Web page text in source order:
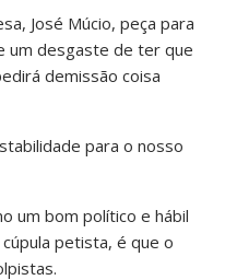
José Múcio, peça para
um desgaste de ter que
demissão coisa
para o nosso
um bom político e hábil
petista, é que o